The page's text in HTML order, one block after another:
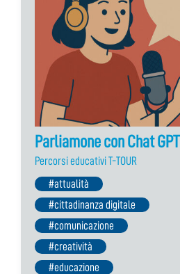
Parliamone con Chat GPT
Percorsi educativi T-TOUR
#attualità
#cittadinanza digitale
#comunicazione
#creatività
#educazione